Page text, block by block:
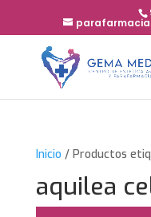
Inicio / Productos
aquilea